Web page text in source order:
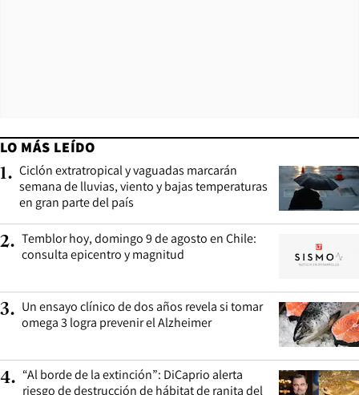
LO MÁS LEÍDO
1. Ciclón extratropical y vaguadas marcarán
semana de lluvias, viento y bajas temperaturas
en gran parte del país
2. Temblor hoy, domingo 9 de agosto en Chile:
consulta epicentro y magnitud
3. Un ensayo clínico de dos años revela si tomar
omega 3 logra prevenir el Alzheimer
4. “Al borde de la extinción”: DiCaprio alerta
riesgo de destrucción de hábitat de ranita del